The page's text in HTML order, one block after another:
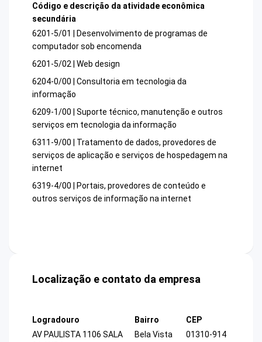
Código e descrição da atividade econômica
secundária
6201-5/01 | Desenvolvimento de programas de
computador sob encomenda
6201-5/02 | Web design
6204-0/00 | Consultoria em tecnologia da
informação
6209-1/00 | Suporte técnico, manutenção e outros
serviços em tecnologia da informação
6311-9/00 | Tratamento de dados, provedores de
serviços de aplicação e serviços de hospedagem na
internet
6319-4/00 | Portais, provedores de conteúdo e
outros serviços de informação na internet
Localização e contato da empresa
Logradouro
AV PAULISTA 1106 SALA
Bairro
Bela Vista
CEP
01310-914